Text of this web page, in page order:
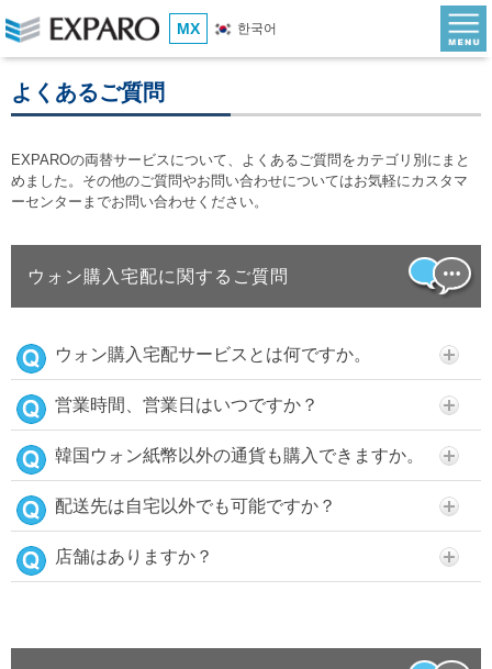
MX 한국어
よくあるご質問
EXPAROの両替サービスについて、よくあるご質問をカテゴリ別にまと
めました。その他のご質問やお問い合わせについてはお気軽にカスタマ
ーセンターまでお問い合わせください。
ウォン購入宅配に関するご質問
ウォン購入宅配サービスとは何ですか。
営業時間、営業日はいつですか？
韓国ウォン紙幣以外の通貨も購入できますか。
配送先は自宅以外でも可能ですか？
店舗はありますか？